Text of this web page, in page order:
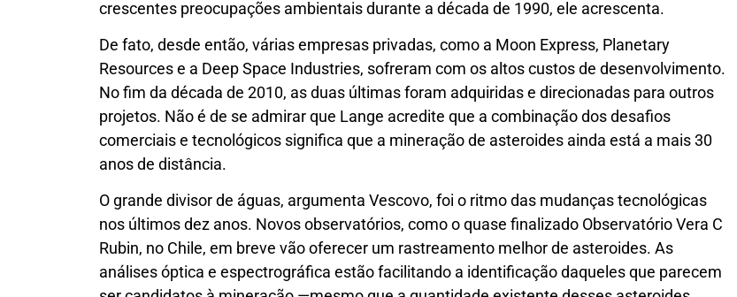
crescentes preocupações ambientais durante a década de 1990, ele acrescenta.
De fato, desde então, várias empresas privadas, como a Moon Express, Planetary
Resources e a Deep Space Industries, sofreram com os altos custos de desenvolvimento.
No fim da década de 2010, as duas últimas foram adquiridas e direcionadas para outros
projetos. Não é de se admirar que Lange acredite que a combinação dos desafios
comerciais e tecnológicos significa que a mineração de asteroides ainda está a mais 30
anos de distância.
O grande divisor de águas, argumenta Vescovo, foi o ritmo das mudanças tecnológicas
nos últimos dez anos. Novos observatórios, como o quase finalizado Observatório Vera C
Rubin, no Chile, em breve vão oferecer um rastreamento melhor de asteroides. As
análises óptica e espectrográfica estão facilitando a identificação daqueles que parecem